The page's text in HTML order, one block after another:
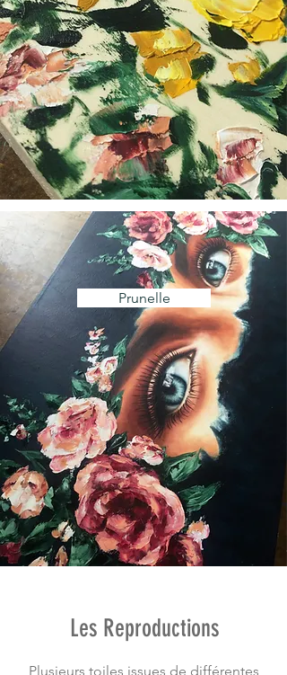
Prunelle
Les Reproductions
Plusieurs toiles issues de différentes